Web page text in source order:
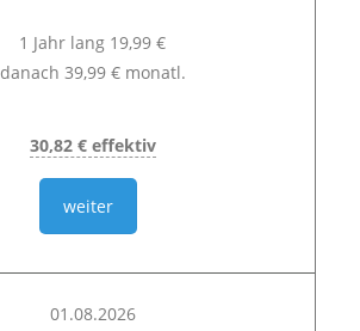
1 Jahr lang 19,99 €
danach 39,99 € monatl.
30,82 € effektiv
weiter
01.08.2026